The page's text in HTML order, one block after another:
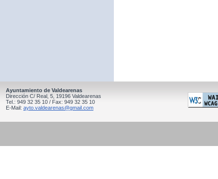
Ayuntamiento de Valdearenas
Dirección C/ Real, 5, 19196 Valdearenas
Tel.: 949 32 35 10 / Fax: 949 32 35 10
E-Mail: ayto.valdearenas@gmail.com